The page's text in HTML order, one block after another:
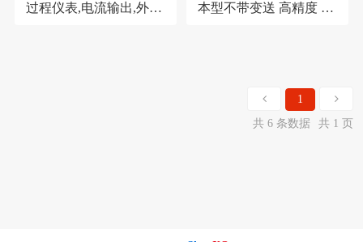
过程仪表,电流输出,外供
本型不带变送 高精度 显
1
共 6 条数据
共 1 页